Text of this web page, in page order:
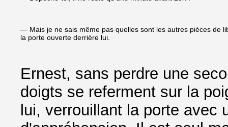
— Mais je ne sais même pas quelles sont les autres pièces de
la porte ouverte derrière lui.
Ernest, sans perdre une
doigts se referment sur la
lui, verrouillant la porte avec